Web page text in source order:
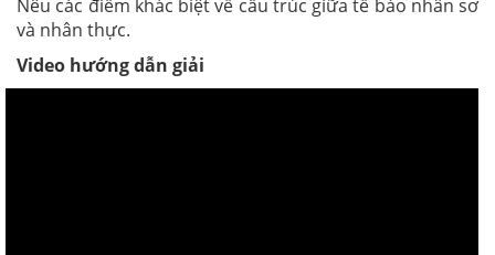
Nêu các điểm khác biệt về cấu trúc giữa tế bào nhân sơ
và nhân thực.
Video hướng dẫn giải